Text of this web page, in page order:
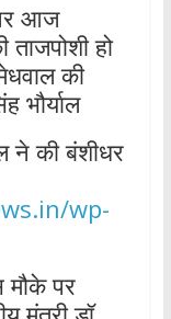
आज
हो
की
भौर्याल
ने की बंशीधर
wp-
मौके पर